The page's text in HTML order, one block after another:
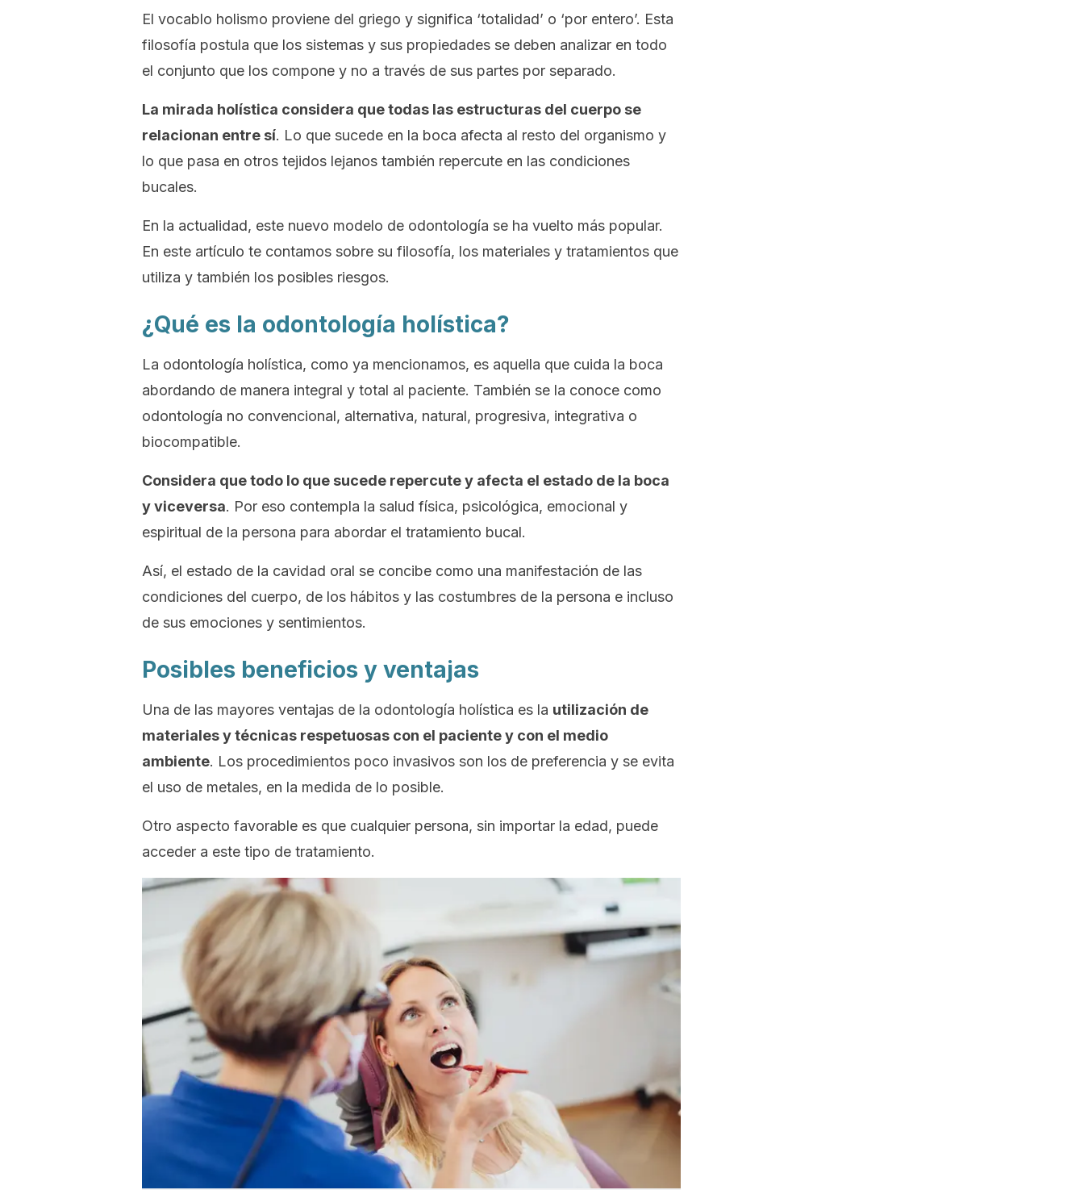
El vocablo holismo proviene del griego y significa ‘totalidad’ o ‘por entero’. Esta
filosofía postula que los sistemas y sus propiedades se deben analizar en todo
el conjunto que los compone y no a través de sus partes por separado.
La mirada holística considera que todas las estructuras del cuerpo se
relacionan entre sí. Lo que sucede en la boca afecta al resto del organismo y
lo que pasa en otros tejidos lejanos también repercute en las condiciones
bucales.
En la actualidad, este nuevo modelo de odontología se ha vuelto más popular.
En este artículo te contamos sobre su filosofía, los materiales y tratamientos que
utiliza y también los posibles riesgos.
¿Qué es la odontología holística?
La odontología holística, como ya mencionamos, es aquella que cuida la boca
abordando de manera integral y total al paciente. También se la conoce como
odontología no convencional, alternativa, natural, progresiva, integrativa o
biocompatible.
Considera que todo lo que sucede repercute y afecta el estado de la boca
y viceversa. Por eso contempla la salud física, psicológica, emocional y
espiritual de la persona para abordar el tratamiento bucal.
Así, el estado de la cavidad oral se concibe como una manifestación de las
condiciones del cuerpo, de los hábitos y las costumbres de la persona e incluso
de sus emociones y sentimientos.
Posibles beneficios y ventajas
Una de las mayores ventajas de la odontología holística es la utilización de
materiales y técnicas respetuosas con el paciente y con el medio
ambiente. Los procedimientos poco invasivos son los de preferencia y se evita
el uso de metales, en la medida de lo posible.
Otro aspecto favorable es que cualquier persona, sin importar la edad, puede
acceder a este tipo de tratamiento.